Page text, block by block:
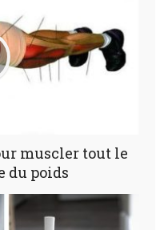
muscler tout le
du poids